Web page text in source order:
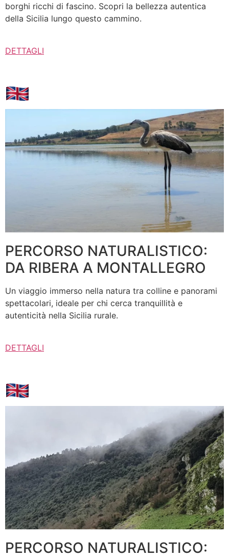
borghi ricchi di fascino. Scopri la bellezza autentica
della Sicilia lungo questo cammino.
DETTAGLI
PERCORSO NATURALISTICO:
DA RIBERA A MONTALLEGRO
Un viaggio immerso nella natura tra colline e panorami
spettacolari, ideale per chi cerca tranquillità e
autenticità nella Sicilia rurale.
DETTAGLI
PERCORSO NATURALISTICO: